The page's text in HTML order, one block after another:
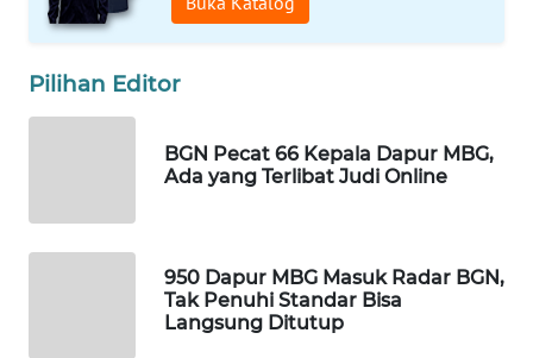
Pilihan Editor
BGN Pecat 66 Kepala Dapur MBG,
Ada yang Terlibat Judi Online
950 Dapur MBG Masuk Radar BGN,
Tak Penuhi Standar Bisa
Langsung Ditutup
MALUKU